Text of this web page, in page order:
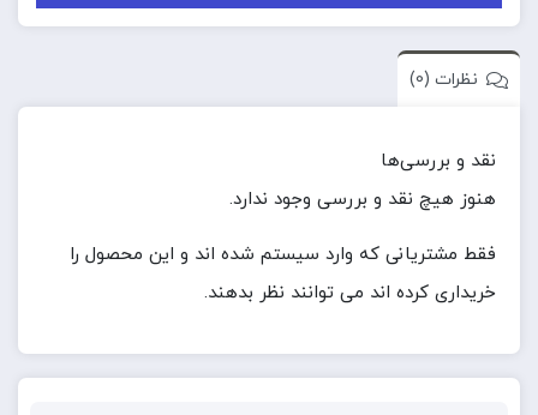
نظرات (0)
نقد و بررسی‌ها
هنوز هیچ نقد و بررسی وجود ندارد.
فقط مشتریانی که وارد سیستم شده اند و این محصول را
خریداری کرده اند می توانند نظر بدهند.